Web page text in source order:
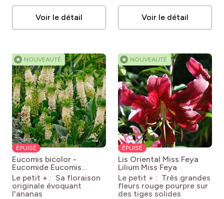
Voir le détail
Voir le détail
★ NOUVEAUTÉ
ÉPUISÉ
Eucomis bicolor -
Eucomide Eucomis
bicolor
Le petit + : Sa floraison
originale évoquant
l'ananas
★ NOUVEAUTÉ
ÉPUISÉ
Lis Oriental Miss Feya
Lilium Miss Feya
Le petit + : Très grandes
fleurs rouge pourpre sur
des tiges solides